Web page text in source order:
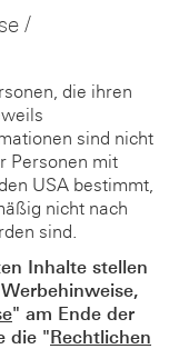
/
die ihren
sind nicht
Personen mit
USA bestimmt,
nicht nach
sind.
Inhalte stellen
" am Ende der
die "Rechtlichen